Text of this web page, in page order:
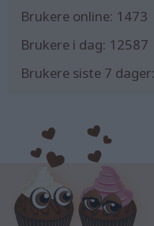
Brukere online: 1473
Brukere i dag: 12587
Brukere siste 7 dager: